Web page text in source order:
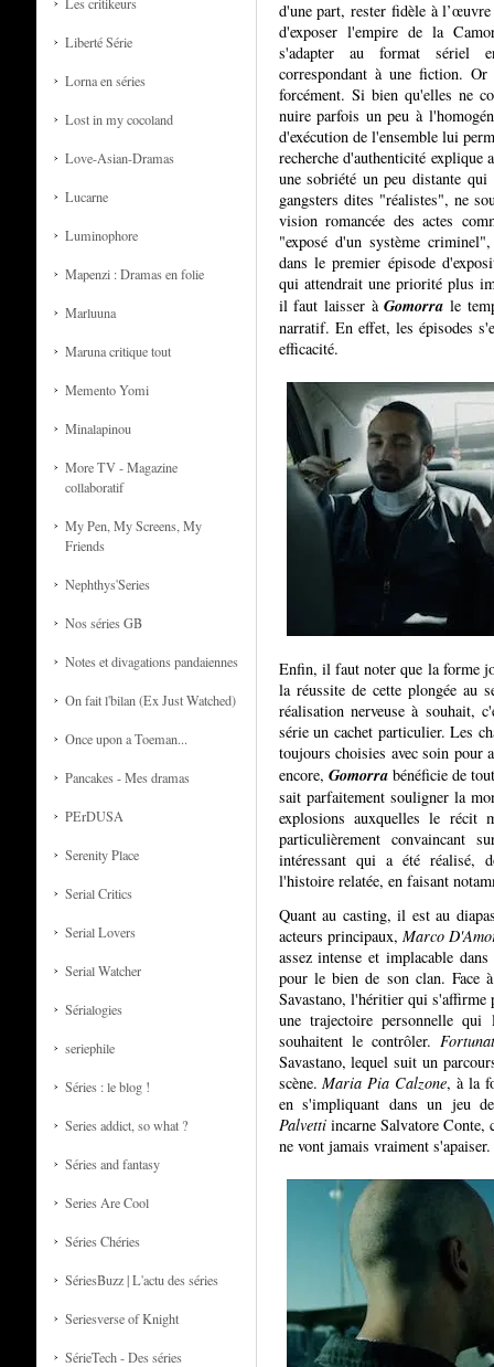
Liberté Série
Lorna en séries
Lost in my cocoland
Love-Asian-Dramas
Lucarne
Luminophore
Mapenzi : Dramas en folie
Marluuna
Maruna critique tout
Memento Yomi
Minalapinou
More TV - Magazine
collaboratif
My Pen, My Screens, My
Friends
Nephthys'Series
Nos séries GB
Notes et divagations pandaiennes
On fait l'bilan (Ex Just Watched)
Once upon a Toeman...
Pancakes - Mes dramas
PErDUSA
Serenity Place
Serial Critics
Serial Lovers
Serial Watcher
Sérialogies
seriephile
Séries : le blog !
Series addict, so what ?
Séries and fantasy
Series Are Cool
Séries Chéries
SériesBuzz | L'actu des séries
Seriesverse of Knight
SérieTech - Des séries
d'une part, rester fidèle à
d'exposer l'empire de la
s'adapter au format sériel
correspondant à une fiction.
forcément. Si bien qu'elles ne
nuire parfois un peu à
d'exécution de l'ensemble lui
recherche d'authenticité
une sobriété un peu distante
gangsters dites "réalistes", ne
vision romancée des actes
"exposé d'un système
dans le premier épisode
qui attendrait une priorité plus
il faut laisser àGomorra le
narratif. En effet, les épisodes
efficacité.
Enfin, il faut noter que la forme
la réussite de cette plongée au
réalisation nerveuse à souhait,
série un cachet particulier. Les
toujours choisies avec soin pour
encore, Gomorra bénéficie de
sait parfaitement souligner la
explosions auxquelles le
particulièrement
intéressant qui a été réalisé,
l'histoire relatée, en faisant
Quant au casting, il est au
acteurs principaux, Marco
assez intense et implacable
pour le bien de son clan.
Savastano, l'héritier qui s'affirme
une trajectoire personnelle
souhaitent le contrôler.
Savastano, lequel suit un
scène.Maria Pia Calzone, à la
en s'impliquant dans un jeu
Palvettiincarne Salvatore Conte,
ne vont jamais vraiment s'apaiser.